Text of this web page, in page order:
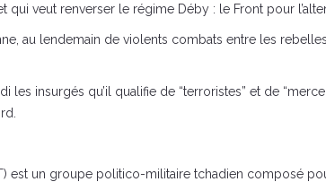
veut renverser le régime Déby : le Front pour
au lendemain de violents combats entre les
insurgés qu’il qualifie de “terroristes” et de
est un groupe politico-militaire tchadien composé